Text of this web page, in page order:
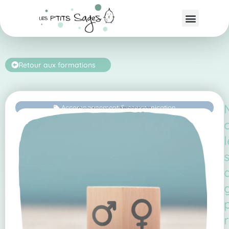
Retour aux formations
Accompagnement & communication
Code formation : MICSEFG21